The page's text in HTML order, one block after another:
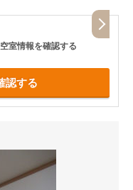
室情報を確認する
認する